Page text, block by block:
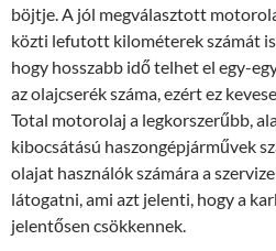
böjtje. A jól megválasztott
közti lefutott kilométerek számát
hogy hosszabb idő telhet el egy-
az olajcserék száma, ezért ez
Total motorolaj a legkorszerűbb,
kibocsátású haszongépjárművek
olajat használók számára a
látogatni, ami azt jelenti, hogy a
jelentősen csökkennek.